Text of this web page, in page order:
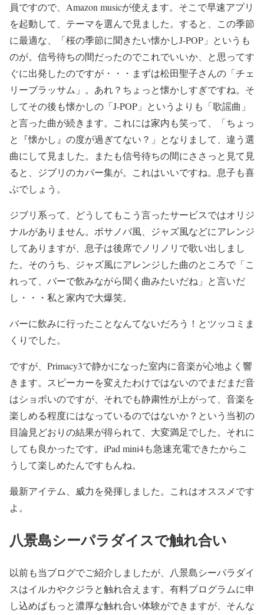
員ですので、Amazon musicが使えます。そこで早速アプリ
を起動して、テーマを選んで見ました。すると、この季節
に最適な、「桜の季節に聞きたい懐かしJ-POP」というも
のが。信号待ちの間だったのでこれでいいか、と思ってす
ぐに出発したのですが・・・まずは松田聖子さんの「チェ
リーブラッサム」。あれ？ちょっと懐かしすぎですね。そ
してその後も懐かしの「J-POP」というよりも「歌謡曲」
と言った曲が続きます。これには家内も笑って、「ちょっ
と『懐かし』の度が過ぎてない？」となりまして、違う選
曲にして見ました。またも信号待ちの間にささっと見て見
ると、ジブリのカバー集が。これはいいですね。息子も喜
ぶでしょう。
ジブリ系って、どうしてもこう言ったサービスではオリジ
ナルがありません。ボサノバ風、ジャズ風などにアレンジ
してありますが、息子は後席でノリノリで歌い出しまし
た。そのうち、ジャズ風にアレンジした曲のところで「こ
れって、バーで飲みながら聞く曲みたいだね」と言いだ
し・・・私と家内で大爆笑。
バーに飲みに行ったことなんてないだろう！とツッコミま
くりでした。
ですが、Primacy3で静かになった室内に音楽が心地よく響
きます。スピーカーを変えたわけではないのでまだまだ音
はショボいのですが、それでも静粛性が上がって、音楽を
楽しめる程度にはなっているのではないか？という当初の
目論見どおりの結果が得られて、大変満足でした。それに
しても良かったです。iPad mini4も急速充電できたからこ
うして楽しめたんですもんね。
最新アイテム、威力を発揮しました。これはオススメです
よ。
八景島シーパラダイスで触れ合い
以前も当ブログでご紹介しましたが、八景島シーパラダイ
スはイルカやクジラと触れ合えます。有料プログラムに申
し込めばもっと濃厚な触れ合い体験ができますが、そんな